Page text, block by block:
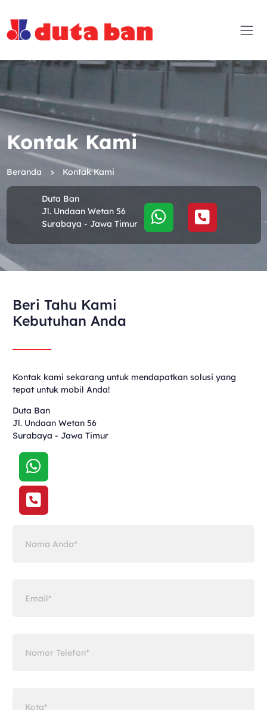
Kontak Kami
Beranda Kontak Kami
Duta Ban
Jl. Undaan Wetan 56
Surabaya - Jawa Timur
Beri Tahu Kami
Kebutuhan Anda
Kontak kami sekarang untuk mendapatkan solusi yang
tepat untuk mobil Anda!
Duta Ban
Jl. Undaan Wetan 56
Surabaya - Jawa Timur